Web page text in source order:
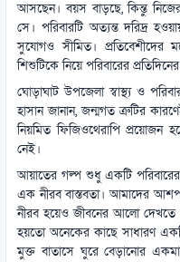
আসছেন। বয়স বাড়ছে, কিন্তু
সে। পরিবারটি অত্যন্ত দরিদ্র
সুযোগও সীমিত। প্রতিবেশীদের
শিশুটিকে নিয়ে পরিবারের
ঘোড়াঘাট উপজেলা স্বাস্থ্য ও
হাসান জানান, জন্মগত ত্রুটির
নিয়মিত ফিজিওথেরাপি প্রয়োজন
নেই।
আয়াতের গল্প শুধু একটি
এক নীরব বাস্তবতা। আমাদের
নীরব হয়েও জীবনের আলো দেখতে
হয়তো অনেকের কাছে সাধারণ
মুক্ত বাতাসে ঘুরে বেড়ানোর